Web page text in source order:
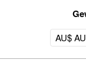
AU$